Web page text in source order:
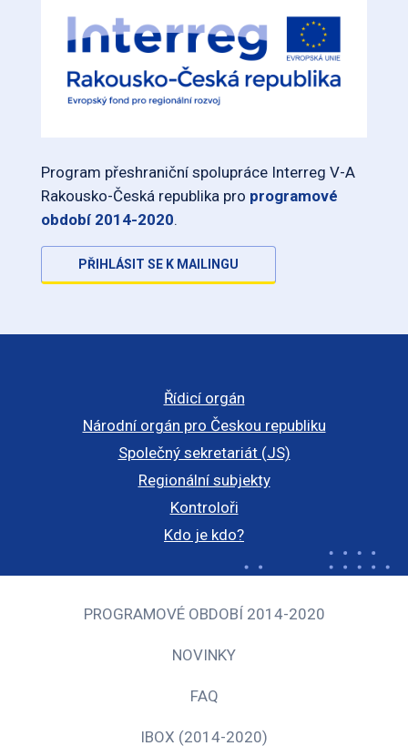
Program přeshraniční spolupráce Interreg V-A
Rakousko-Česká republika pro programové
období 2014-2020.
PŘIHLÁSIT SE K MAILINGU
Řídicí orgán
Národní orgán pro Českou republiku
Společný sekretariát (JS)
Regionální subjekty
Kontroloři
Kdo je kdo?
PROGRAMOVÉ OBDOBÍ 2014-2020
NOVINKY
FAQ
IBOX (2014-2020)